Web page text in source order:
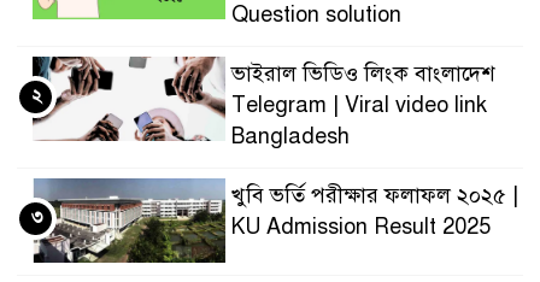
Question solution
ভাইরাল ভিডিও লিংক বাংলাদেশ
Telegram | Viral video link
Bangladesh
২
খুবি ভর্তি পরীক্ষার ফলাফল ২০২৫ |
KU Admission Result 2025
৩